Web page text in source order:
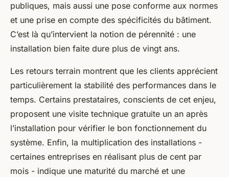
publiques, mais aussi une pose conforme aux normes
et une prise en compte des spécificités du bâtiment.
C’est là qu’intervient la notion de pérennité : une
installation bien faite dure plus de vingt ans.
Les retours terrain montrent que les clients apprécient
particulièrement la stabilité des performances dans le
temps. Certains prestataires, conscients de cet enjeu,
proposent une visite technique gratuite un an après
l’installation pour vérifier le bon fonctionnement du
système. Enfin, la multiplication des installations -
certaines entreprises en réalisant plus de cent par
mois - indique une maturité du marché et une